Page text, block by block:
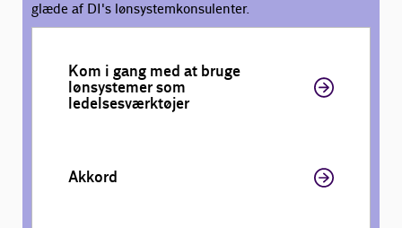
glæde af DI's lønsystemkonsulenter.
Kom i gang med at bruge
lønsystemer som
ledelsesværktøjer
Akkord